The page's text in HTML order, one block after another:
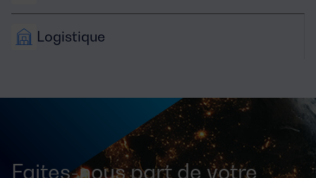
Logistique
Faites-nous part de votre